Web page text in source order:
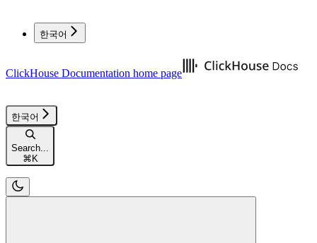
한국어
ClickHouse Documentation home page
한국어
Search...
⌘K